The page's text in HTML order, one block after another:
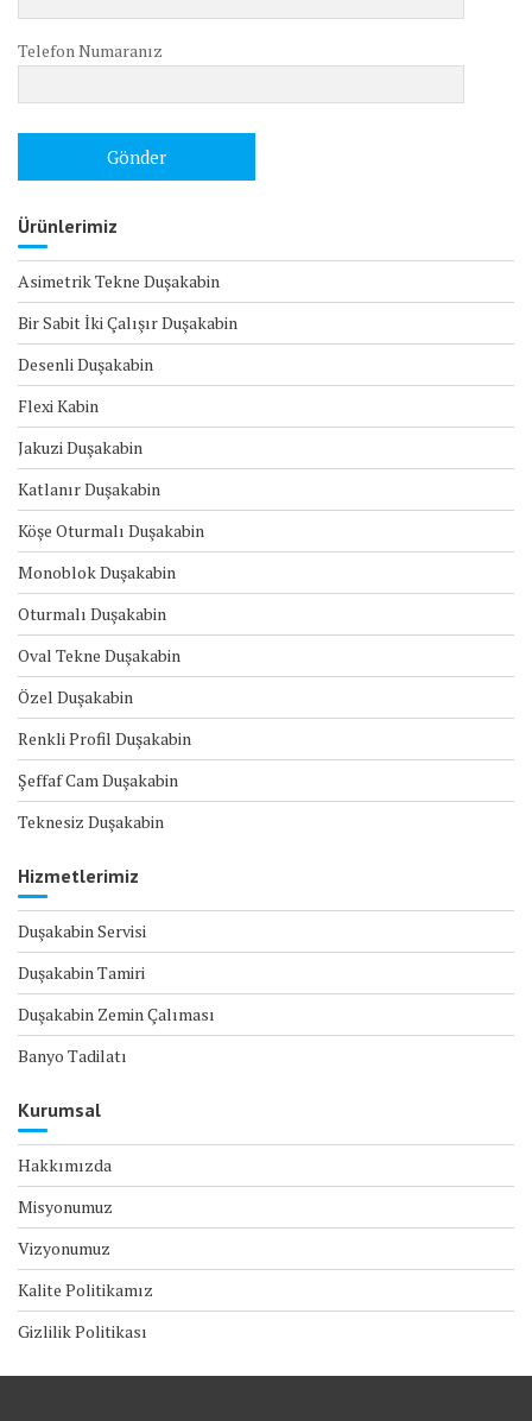
Telefon Numaranız
Ürünlerimiz
Asimetrik Tekne Duşakabin
Bir Sabit İki Çalışır Duşakabin
Desenli Duşakabin
Flexi Kabin
Jakuzi Duşakabin
Katlanır Duşakabin
Köşe Oturmalı Duşakabin
Monoblok Duşakabin
Oturmalı Duşakabin
Oval Tekne Duşakabin
Özel Duşakabin
Renkli Profil Duşakabin
Şeffaf Cam Duşakabin
Teknesiz Duşakabin
Hizmetlerimiz
Duşakabin Servisi
Duşakabin Tamiri
Duşakabin Zemin Çalıması
Banyo Tadilatı
Kurumsal
Hakkımızda
Misyonumuz
Vizyonumuz
Kalite Politikamız
Gizlilik Politikası